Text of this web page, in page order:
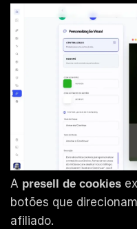
A presell de cookies
botões que
afiliado.